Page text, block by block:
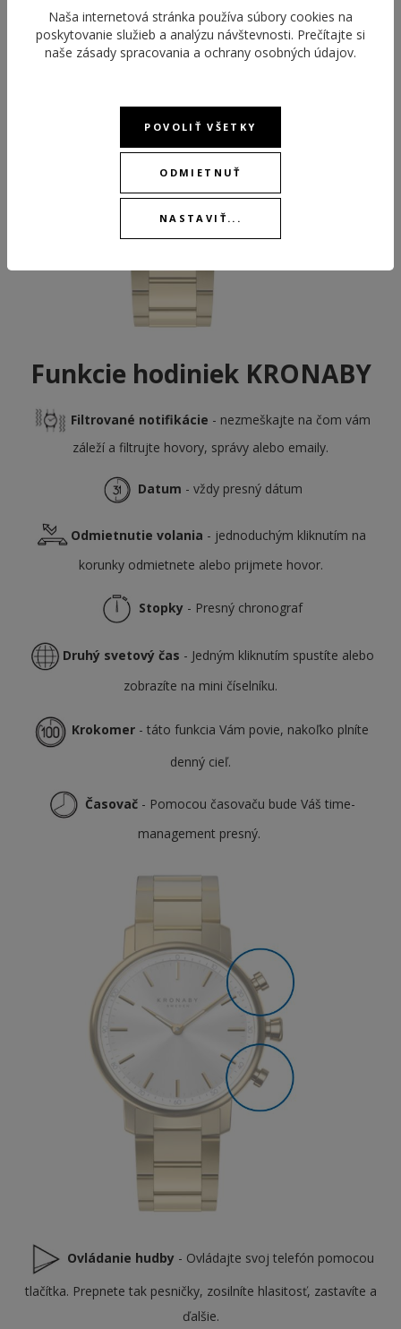
Funkcie hodiniek KRONABY
Filtrované notifikácie - nezmeškajte na čom vám
záleží a filtrujte hovory, správy alebo emaily.
Datum - vždy presný dátum
Odmietnutie volania - jednoduchým kliknutím na
korunky odmietnete alebo prijmete hovor.
Stopky- Presný chronograf
Druhý svetový čas - Jedným kliknutím spustíte alebo
zobrazíte na mini číselníku.
Krokomer - táto funkcia Vám povie, nakoľko plníte
denný cieľ.
Časovač - Pomocou časovaču bude Váš time-
management presný.
Ovládanie hudby- Ovládajte svoj telefón pomocou
tlačítka. Prepnete tak pesničky, zosilníte hlasitosť, zastavíte a
ďalšie.
Naša internetová stránka používa súbory cookies na
poskytovanie služieb a analýzu návštevnosti. Prečítajte si
naše zásady spracovania a ochrany osobných údajov.
POVOLIŤ VŠETKY
ODMIETNUŤ
NASTAVIŤ...